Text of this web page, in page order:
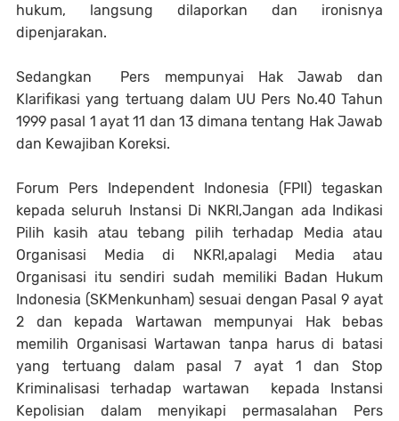
hukum, langsung dilaporkan dan ironisnya
dipenjarakan.
Sedangkan Pers mempunyai Hak Jawab dan
Klarifikasi yang tertuang dalam UU Pers No.40 Tahun
1999 pasal 1 ayat 11 dan 13 dimana tentang Hak Jawab
dan Kewajiban Koreksi.
Forum Pers Independent Indonesia (FPII) tegaskan
kepada seluruh Instansi Di NKRI,Jangan ada Indikasi
Pilih kasih atau tebang pilih terhadap Media atau
Organisasi Media di NKRI,apalagi Media atau
Organisasi itu sendiri sudah memiliki Badan Hukum
Indonesia (SKMenkunham) sesuai dengan Pasal 9 ayat
2 dan kepada Wartawan mempunyai Hak bebas
memilih Organisasi Wartawan tanpa harus di batasi
yang tertuang dalam pasal 7 ayat 1 dan Stop
Kriminalisasi terhadap wartawan kepada Instansi
Kepolisian dalam menyikapi permasalahan Pers